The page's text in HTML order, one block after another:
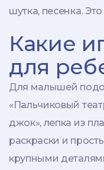
шутка, песенка.
Какие
для
Для малышей
«Пальчиковый
джок», лепка из
раскраски и
крупными